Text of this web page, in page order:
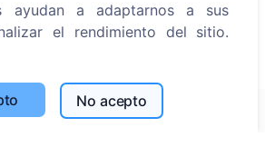
Todos los derechos reservados
de privacidad y condiciones.
ayudan a adaptarnos a sus
el rendimiento del sitio.
No acepto